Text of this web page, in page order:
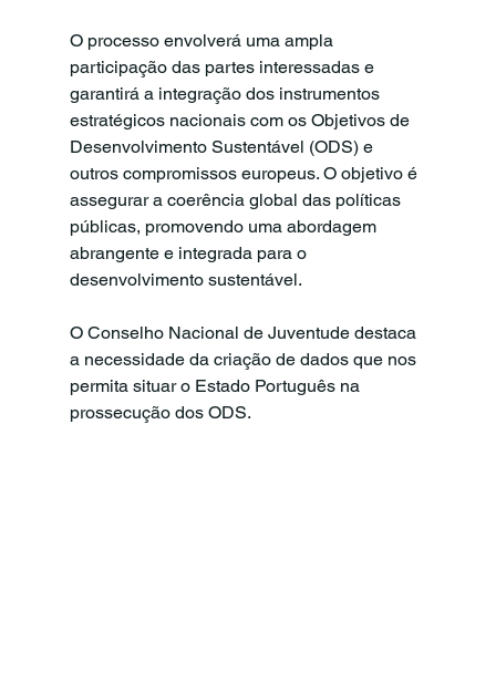
O processo envolverá uma ampla
participação das partes interessadas e
garantirá a integração dos instrumentos
estratégicos nacionais com os Objetivos de
Desenvolvimento Sustentável (ODS) e
outros compromissos europeus. O objetivo é
assegurar a coerência global das políticas
públicas, promovendo uma abordagem
abrangente e integrada para o
desenvolvimento sustentável.
O Conselho Nacional de Juventude destaca
a necessidade da criação de dados que nos
permita situar o Estado Português na
prossecução dos ODS.